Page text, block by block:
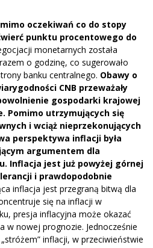
oczekiwań co do stopy
punktu procentowego do
monetarnych została
o godzinę, co sugerowało
banku centralnego. Obawy o
CNB przeważały
gospodarki krajowej
Pomimo utrzymujących się
i wciąż nieprzekonujących
perspektywa inflacji była
argumentem dla
Inflacja jest już powyżej górnej
i prawdopodobnie
inflacja jest przegraną bitwą dla
się na inflacji w
presja inflacyjna może okazać
w nowej prognozie. Jednocześnie
inflacji, w przeciwieństwie